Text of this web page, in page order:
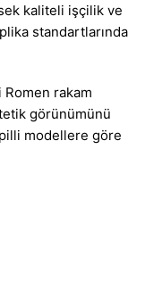
kaliteli işçilik ve
standartlarında
rakam
görünümünü
modellere göre